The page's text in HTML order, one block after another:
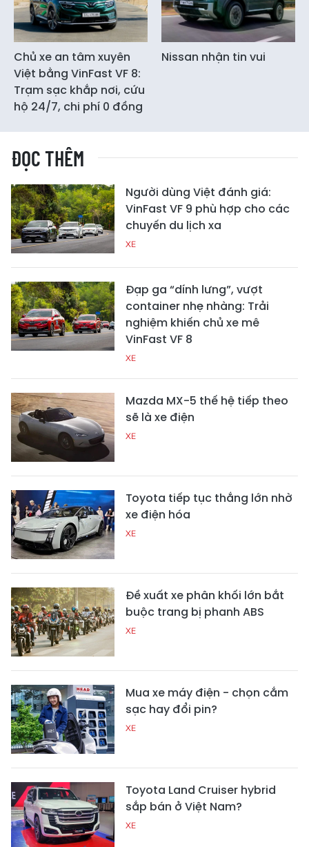
Chủ xe an tâm xuyên
Việt bằng VinFast VF 8:
Trạm sạc khắp nơi, cứu
hộ 24/7, chi phí 0 đồng
Nissan nhận tin vui
ĐỌC THÊM
Người dùng Việt đánh giá:
VinFast VF 9 phù hợp cho các
chuyến du lịch xa
XE
Đạp ga “dính lưng”, vượt
container nhẹ nhàng: Trải
nghiệm khiến chủ xe mê
VinFast VF 8
XE
Mazda MX-5 thế hệ tiếp theo
sẽ là xe điện
XE
Toyota tiếp tục thắng lớn nhờ
xe điện hóa
XE
Đề xuất xe phân khối lớn bắt
buộc trang bị phanh ABS
XE
Mua xe máy điện - chọn cắm
sạc hay đổi pin?
XE
Toyota Land Cruiser hybrid
sắp bán ở Việt Nam?
XE